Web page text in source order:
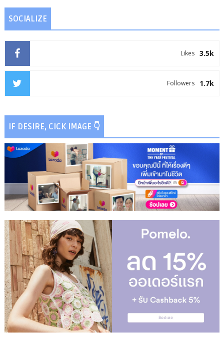
SOCIALIZE
3.5k
Likes
1.7k
Followers
IF DESIRE, CICK IMAGE 👇